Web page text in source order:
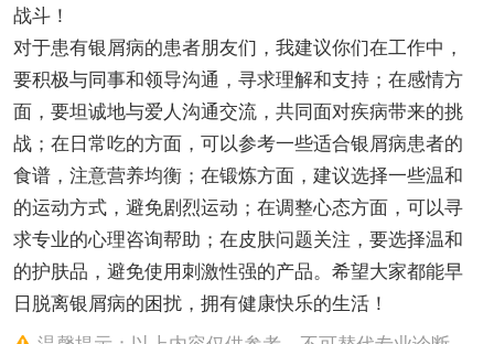
战斗！
对于患有银屑病的患者朋友们，我建议你们在工作中，
要积极与同事和领导沟通，寻求理解和支持；在感情方
面，要坦诚地与爱人沟通交流，共同面对疾病带来的挑
战；在日常吃的方面，可以参考一些适合银屑病患者的
食谱，注意营养均衡；在锻炼方面，建议选择一些温和
的运动方式，避免剧烈运动；在调整心态方面，可以寻
求专业的心理咨询帮助；在皮肤问题关注，要选择温和
的护肤品，避免使用刺激性强的产品。希望大家都能早
日脱离银屑病的困扰，拥有健康快乐的生活！